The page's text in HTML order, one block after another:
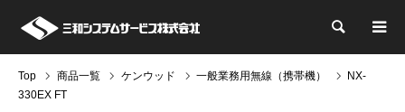
検索
Top 商品一覧 ケンウッド 一般業務用無線（携帯機）
NX-
330EX FT